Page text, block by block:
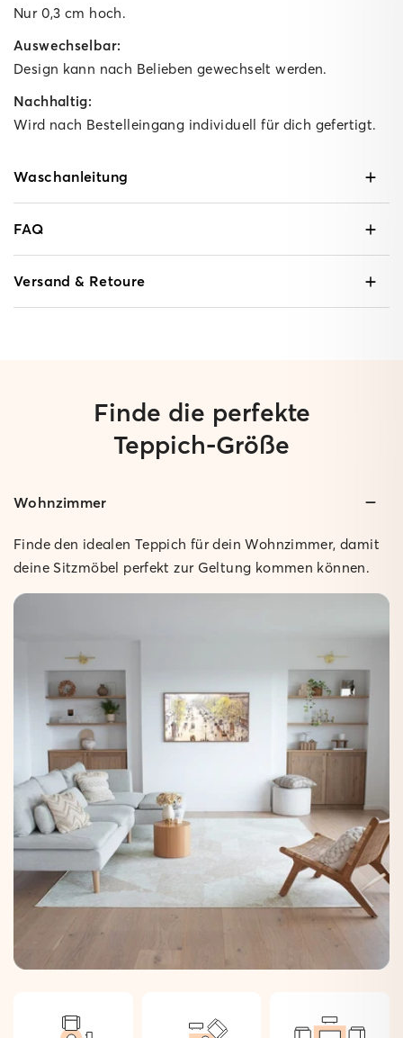
Nur 0,3 cm hoch.
Auswechselbar:
Design kann nach Belieben gewechselt werden.
Nachhaltig:
Wird nach Bestelleingang individuell für dich gefertigt.
Geringe Höhe:
lassen.
Der Teppich bleibt sicher an Ort und Stelle.
Bei Bedarf einfach feucht abwischen.
Klettähnliche Oberfläche:
Das Design haftet sicher an der Matte.
Ohne Latex:
Besser für dich und die Umwelt.
Waschanleitung
FAQ
Versand & Retoure
Finde die perfekte
Teppich-Größe
Wohnzimmer
Finde den idealen Teppich für dein Wohnzimmer, damit
deine Sitzmöbel perfekt zur Geltung kommen können.